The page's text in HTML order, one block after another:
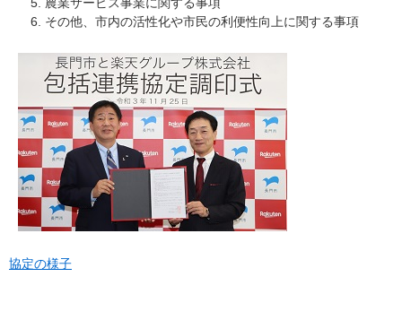
その他、市内の活性化や市民の利便性向上に関する事項
協定の様子